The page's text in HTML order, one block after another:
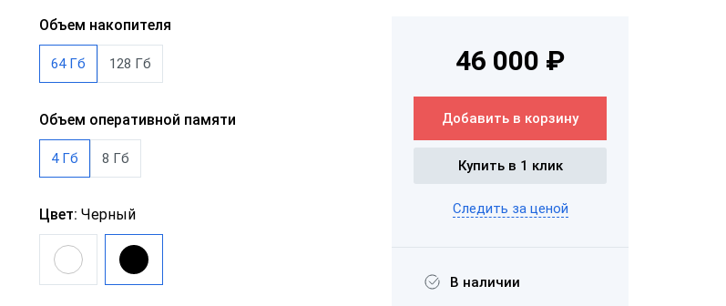
Для ломбарда
Для миниотеля
Для гостиницы
Для салона красоты
Объем накопителя
64 Гб 128 Гб
Объем оперативной памяти
4 Гб 8 Гб
Цвет: Черный
46 000 ₽
Добавить в корзину
Купить в 1 клик
Следить за ценой
В наличии